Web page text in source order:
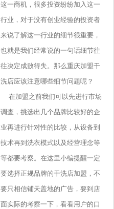
这一商机，很多投资纷纷加入这一
行业，对于没有创业经验的投资者
来说了解这一行业的细节很重要，
也就是我们经常说的一句话细节往
往决定成败得失。那么重庆加盟干
洗店应该注意哪些细节问题呢？
在加盟之前我们可以先进行市场
调查，挑选出几个品牌比较好的企
业再进行针对性的比较，从设备到
技术再到洗衣模式以及经营理念等
等都要考察。在这里小编提醒一定
要选择正规品牌的干洗店加盟，不
要只相信铺天盖地的广告，要到店
面实际的考察一下，看看用户的口